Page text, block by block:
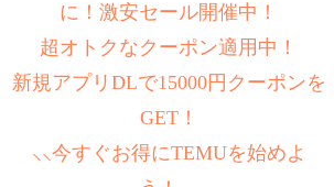
に！激安セール開催中！
超オトクなクーポン適用中！
新規アプリDLで15000円クーポンを
GET！
⸜⸜今すぐお得にTEMUを始めよ